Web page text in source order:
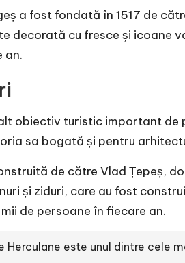
a fost fondată în 1517 de
decorată cu fresce și icoane
an.
obiectiv turistic important de
sa bogată și pentru
de către Vlad Țepeș,
și ziduri, care au fost
de persoane în fiecare an.
Herculane este unul dintre cele